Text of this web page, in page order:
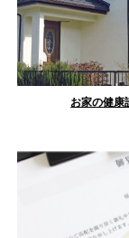
お家の健康